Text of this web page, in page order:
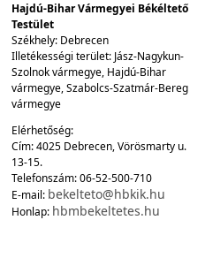
Hajdú-Bihar Vármegyei Békéltető
Testület
Székhely: Debrecen
Illetékességi terület: Jász-Nagykun-
Szolnok vármegye, Hajdú-Bihar
vármegye, Szabolcs-Szatmár-Bereg
vármegye
Elérhetőség:
Cím: 4025 Debrecen, Vörösmarty u.
13-15.
Telefonszám: 06-52-500-710
E-mail: bekelteto@hbkik.hu
Honlap: hbmbekeltetes.hu